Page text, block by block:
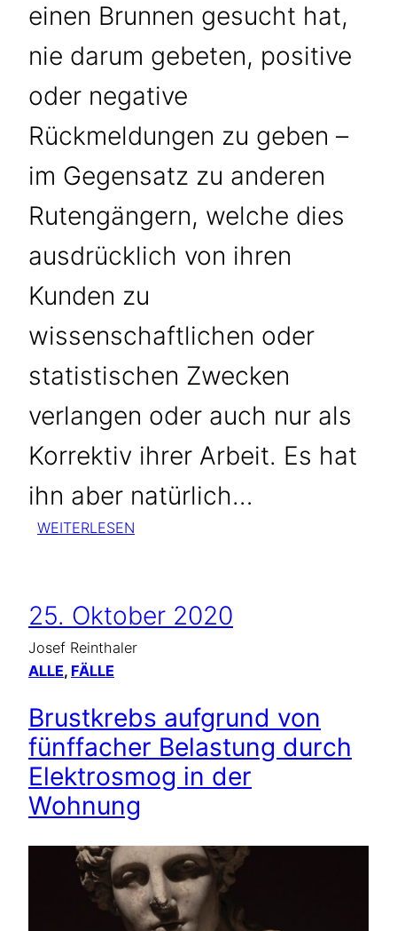
einen Brunnen gesucht hat,
nie darum gebeten, positive
oder negative
Rückmeldungen zu geben –
im Gegensatz zu anderen
Rutengängern, welche dies
ausdrücklich von ihren
Kunden zu
wissenschaftlichen oder
statistischen Zwecken
verlangen oder auch nur als
Korrektiv ihrer Arbeit. Es hat
ihn aber natürlich…
WEITERLESEN
KEINE
PFLICHT
25. Oktober 2020
Josef Reinthaler
ALLE, FÄLLE
Brustkrebs aufgrund von
fünffacher Belastung durch
Elektrosmog in der
Wohnung